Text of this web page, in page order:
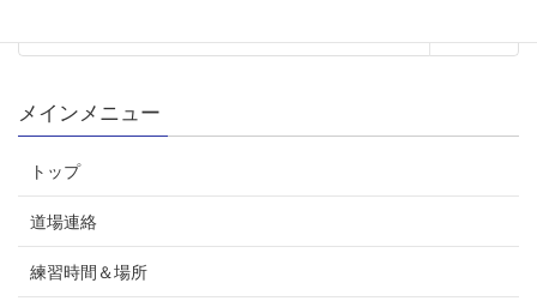
メインメニュー
トップ
道場連絡
練習時間＆場所